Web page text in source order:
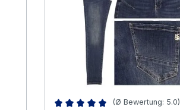
(Ø Bewertung: 5.0)